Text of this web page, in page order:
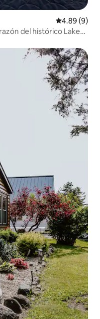
Calificación
4.89 (9)
del histórico Lake